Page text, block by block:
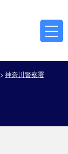
神奈川警察署